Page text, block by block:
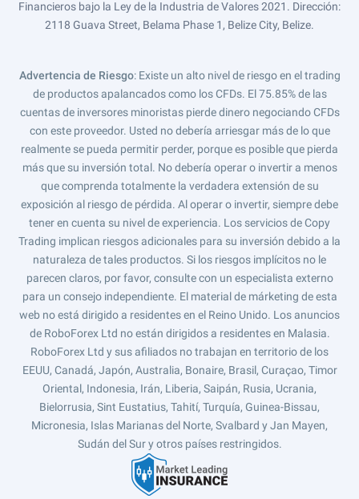
Financieros bajo la Ley de la Industria de Valores 2021. Dirección:
2118 Guava Street, Belama Phase 1, Belize City, Belize.
Advertencia de Riesgo: Existe un alto nivel de riesgo en el trading
de productos apalancados como los CFDs. El 75.85% de las
cuentas de inversores minoristas pierde dinero negociando CFDs
con este proveedor. Usted no debería arriesgar más de lo que
realmente se pueda permitir perder, porque es posible que pierda
más que su inversión total. No debería operar o invertir a menos
que comprenda totalmente la verdadera extensión de su
exposición al riesgo de pérdida. Al operar o invertir, siempre debe
tener en cuenta su nivel de experiencia. Los servicios de Copy
Trading implican riesgos adicionales para su inversión debido a la
naturaleza de tales productos. Si los riesgos implícitos no le
parecen claros, por favor, consulte con un especialista externo
para un consejo independiente. El material de márketing de esta
web no está dirigido a residentes en el Reino Unido. Los anuncios
de RoboForex Ltd no están dirigidos a residentes en Malasia.
RoboForex Ltd y sus afiliados no trabajan en territorio de los
EEUU, Canadá, Japón, Australia, Bonaire, Brasil, Curaçao, Timor
Oriental, Indonesia, Irán, Liberia, Saipán, Rusia, Ucrania,
Bielorrusia, Sint Eustatius, Tahití, Turquía, Guinea-Bissau,
Micronesia, Islas Marianas del Norte, Svalbard y Jan Mayen,
Sudán del Sur y otros países restringidos.